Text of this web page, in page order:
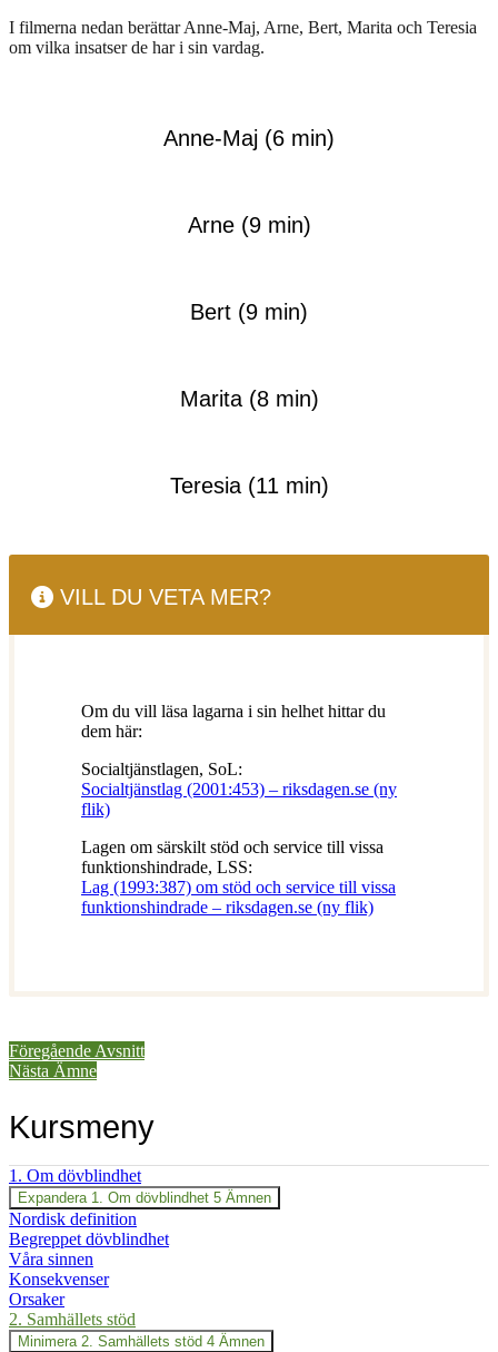
I filmerna nedan berättar Anne-Maj, Arne, Bert, Marita och Teresia
om vilka insatser de har i sin vardag.
Anne-Maj (6 min)
Arne (9 min)
Bert (9 min)
Marita (8 min)
Teresia (11 min)
VILL DU VETA MER?
Om du vill läsa lagarna i sin helhet hittar du
dem här:
Socialtjänstlagen, SoL:
Socialtjänstlag (2001:453) – riksdagen.se (ny
flik)
Lagen om särskilt stöd och service till vissa
funktionshindrade, LSS:
Lag (1993:387) om stöd och service till vissa
funktionshindrade – riksdagen.se (ny flik)
Föregående Avsnitt
Nästa Ämne
Kursmeny
1. Om dövblindhet
Expandera 1. Om dövblindhet 5 Ämnen
Nordisk definition
Begreppet dövblindhet
Våra sinnen
Konsekvenser
Orsaker
2. Samhällets stöd
Minimera 2. Samhällets stöd 4 Ämnen